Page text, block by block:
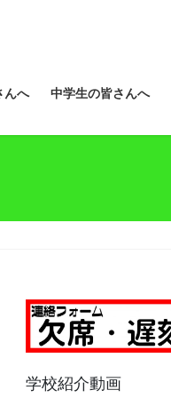
んへ 中学生の皆さんへ
学校紹介動画